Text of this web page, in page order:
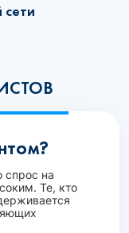
сети
спрос на
Те, кто